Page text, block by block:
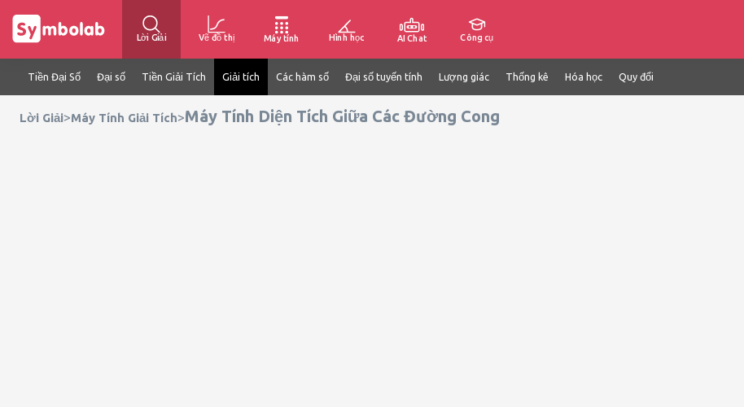
Lời Giải Vẽ đồ thị Máy tính Hình học AI Chat Công cụ
Tiền Đại Số Đại số Tiền Giải Tích Giải tích Các hàm số Đại số tuyến tính Lượng giác Thống kê Hóa học Quy đổi
Lời Giải>Máy Tính Giải Tích>Máy Tính Diện Tích Giữa Các Đường Cong